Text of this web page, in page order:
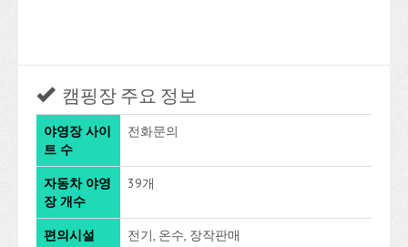
캠핑장 주요 정보
야영장 사이
트 수
전화문의
자동차 야영
장 개수
39개
편의시설 전기, 온수, 장작판매